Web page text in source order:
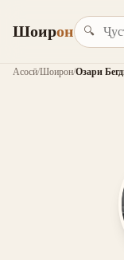
Шоирон 🔍
Асосӣ/Шоирон/Озари